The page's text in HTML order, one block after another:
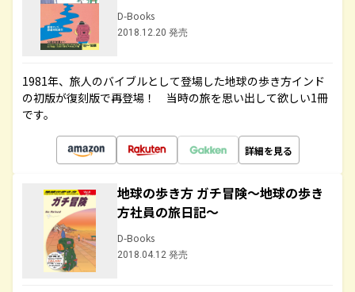
D-Books
2018.12.20 発売
1981年、旅人のバイブルとして登場した地球の歩き方インド
の初版が復刻版で再登場！ 当時の旅を思い出して欲しい1冊
です。
詳細を見る
地球の歩き方 ガチ冒険～地球の歩き
方社員の旅日記～
D-Books
2018.04.12 発売